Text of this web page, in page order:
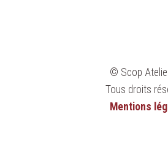
© Scop
Tous droits
Mentions